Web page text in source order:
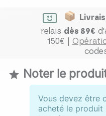
relais dès 89€
150€ |
 Noter le
Vous devez être
acheté le